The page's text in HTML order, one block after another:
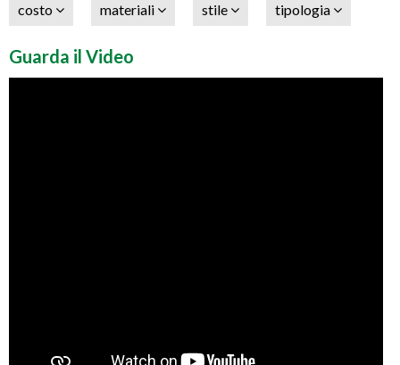
costo materiali stile tipologia
Guarda il Video